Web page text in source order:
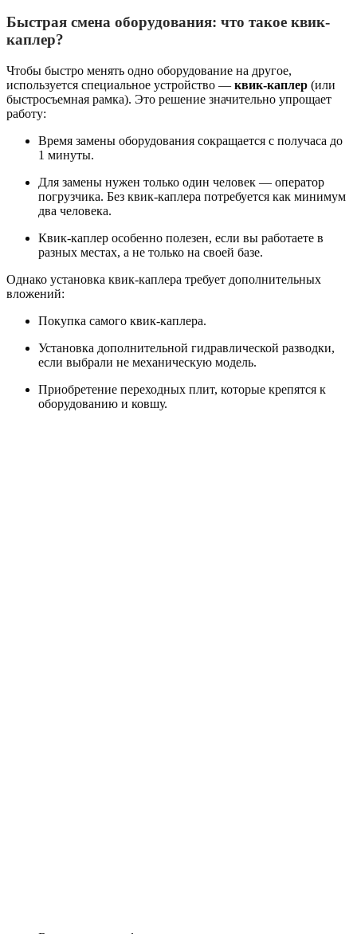
Быстрая смена оборудования: что такое квик-
каплер?
Чтобы быстро менять одно оборудование на другое,
используется специальное устройство — квик-каплер (или
быстросъемная рамка). Это решение значительно упрощает
работу:
Время замены оборудования сокращается с получаса до
1 минуты.
Для замены нужен только один человек — оператор
погрузчика. Без квик-каплера потребуется как минимум
два человека.
Квик-каплер особенно полезен, если вы работаете в
разных местах, а не только на своей базе.
Однако установка квик-каплера требует дополнительных
вложений:
Покупка самого квик-каплера.
Установка дополнительной гидравлической разводки,
если выбрали не механическую модель.
Приобретение переходных плит, которые крепятся к
оборудованию и ковшу.